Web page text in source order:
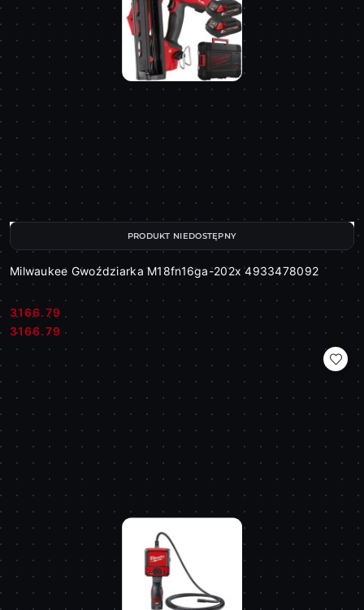
Milwaukee Gwoździarka M18fn16ga-202x 4933478092
Cena:
3166.79
Cena:
3166.79
PRODUKT NIEDOSTĘPNY